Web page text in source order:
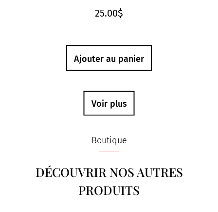
25.00$
Ajouter au panier
Voir plus
Boutique
DÉCOUVRIR NOS AUTRES
PRODUITS